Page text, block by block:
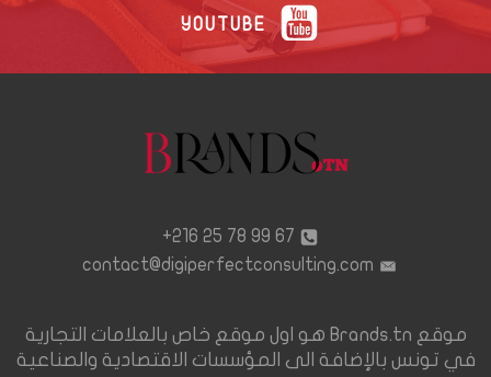
YOUTUBE
67 99 78 25 216+
contact@digiperfectconsulting.com
موقع Brands.tn هو اول موقع خاص بالعلامات التجارية
في تونس بالإضافة الى المؤسسات الاقتصادية والصناعية